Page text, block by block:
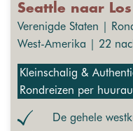
Seattle naar
Verenigde Staten |
West-Amerika | 22
Kleinschalig &
Rondreizen per
De gehele